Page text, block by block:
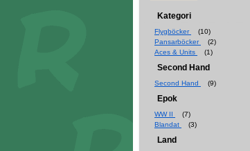
Kategori
Flygböcker
(10)
Pansarböcker
(2)
Aces & Units
(1)
Second Hand
Second Hand (9)
Epok
WW II
(7)
Blandat
(3)
Land